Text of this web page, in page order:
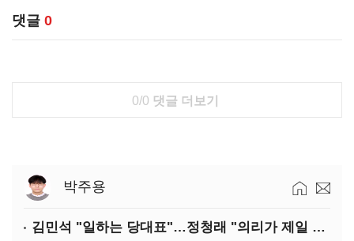
댓글 0
0/0 댓글 더보기
박주용
김민석 "일하는 당대표"…정청래 "의리가 제일 중요"